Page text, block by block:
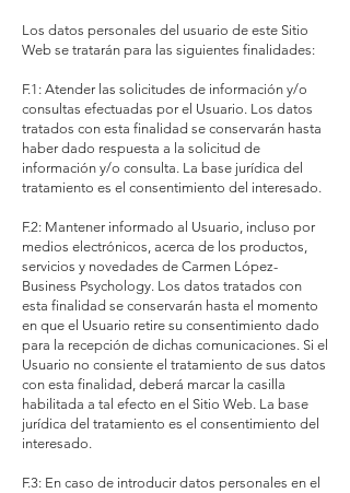
Los datos personales del usuario de este Sitio
Web se tratarán para las siguientes finalidades:
F.1: Atender las solicitudes de información y/o
consultas efectuadas por el Usuario. Los datos
tratados con esta finalidad se conservarán hasta
haber dado respuesta a la solicitud de
información y/o consulta. La base jurídica del
tratamiento es el consentimiento del interesado.
F.2: Mantener informado al Usuario, incluso por
medios electrónicos, acerca de los productos,
servicios y novedades de Carmen López-
Business Psychology. Los datos tratados con
esta finalidad se conservarán hasta el momento
en que el Usuario retire su consentimiento dado
para la recepción de dichas comunicaciones. Si el
Usuario no consiente el tratamiento de sus datos
con esta finalidad, deberá marcar la casilla
habilitada a tal efecto en el Sitio Web. La base
jurídica del tratamiento es el consentimiento del
interesado.
F.3: En caso de introducir datos personales en el